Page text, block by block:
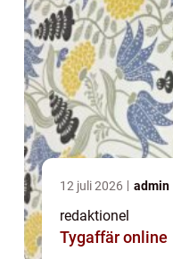
12 juli 2026 admin
redaktionel
Tygaffär online